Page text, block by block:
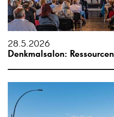
28.5.2026
Denkmalsalon: Ressourcen